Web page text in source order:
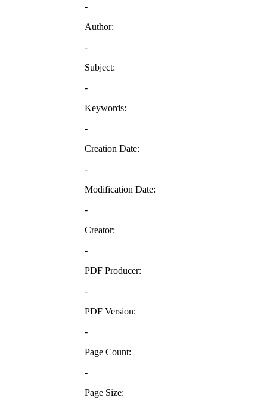
-
Author:
-
Subject:
-
Keywords:
-
Creation Date:
-
Modification Date:
-
Creator:
-
PDF Producer:
-
PDF Version:
-
Page Count:
-
Page Size: